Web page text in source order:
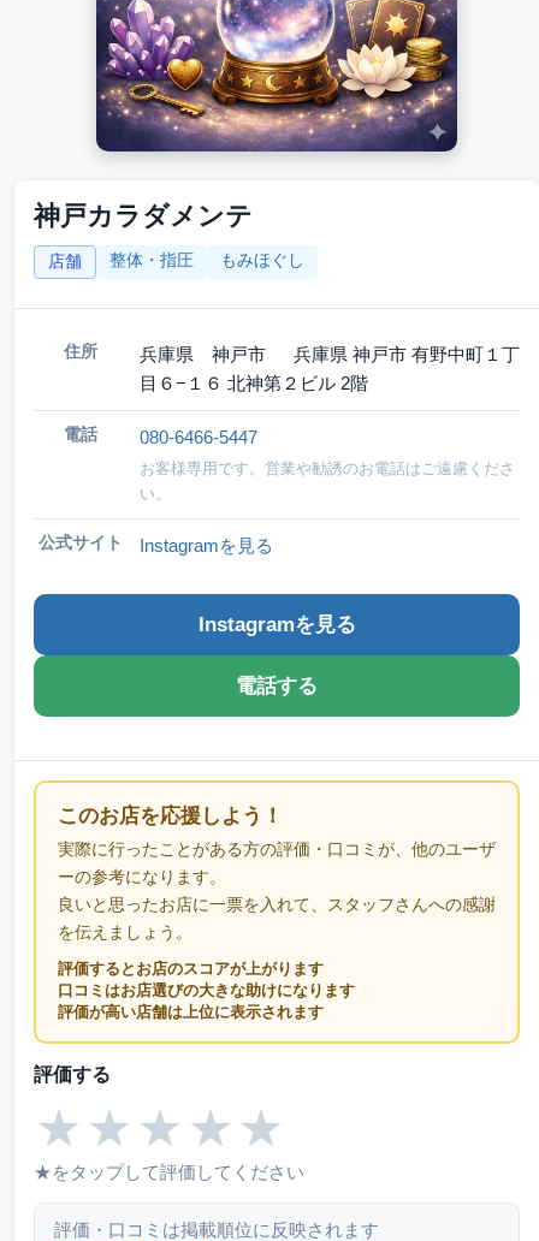
神戸カラダメンテ
店舗 整体・指圧 もみほぐし
住所
兵庫県 神戸市 兵庫県 神戸市 有野中町１丁
目６−１６ 北神第２ビル 2階
電話 080-6466-5447
お客様専用です。営業や勧誘のお電話はご遠慮くださ
い。
公式サイト Instagramを見る
Instagramを見る
電話する
このお店を応援しよう！
実際に行ったことがある方の評価・口コミが、他のユーザ
ーの参考になります。
良いと思ったお店に一票を入れて、スタッフさんへの感謝
を伝えましょう。
評価するとお店のスコアが上がります
口コミはお店選びの大きな助けになります
評価が高い店舗は上位に表示されます
評価する
★ ★ ★ ★ ★
★をタップして評価してください
評価・口コミは掲載順位に反映されます